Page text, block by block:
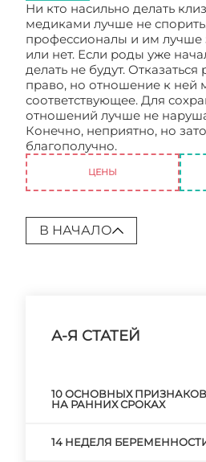
Ни кто насильно делать
медиками лучше не
профессионалы и им лучше
или нет. Если роды уже
делать не будут.
право, но отношение к ней
соответствующее. Для
отношений лучше не
Конечно, неприятно, но
благополучно.
ЦЕНЫ
В НАЧАЛО
А-Я СТАТЕЙ
10 ОСНОВНЫХ
НА РАННИХ СРОКАХ
14 НЕДЕЛЯ